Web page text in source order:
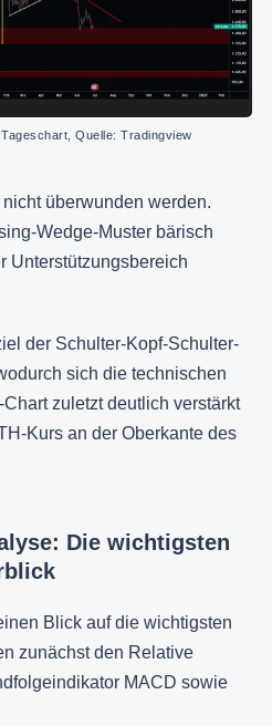
Quelle: Tradingview
überwunden werden.
Wedge-Muster bärisch
Unterstützungsbereich
der Schulter-Kopf-Schulter-
sich die technischen
zuletzt deutlich verstärkt
Kurs an der Oberkante des
Die wichtigsten
Blick auf die wichtigsten
zunächst den Relative
MACD sowie